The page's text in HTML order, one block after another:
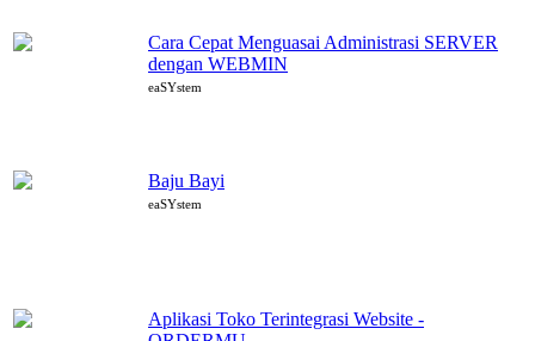
Cara Cepat Menguasai Administrasi SERVER
dengan WEBMIN
eaSYstem
Baju Bayi
eaSYstem
Aplikasi Toko Terintegrasi Website -